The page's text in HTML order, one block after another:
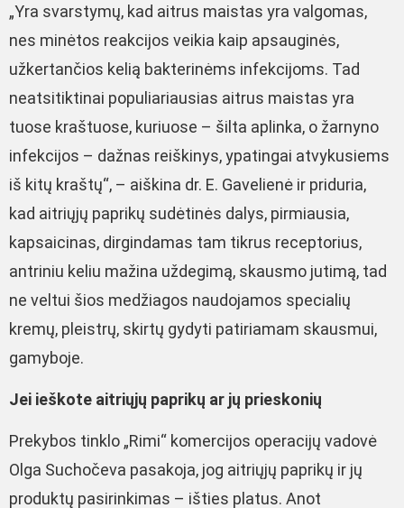
„Yra svarstymų, kad aitrus maistas yra valgomas,
nes minėtos reakcijos veikia kaip apsauginės,
užkertančios kelią bakterinėms infekcijoms. Tad
neatsitiktinai populiariausias aitrus maistas yra
tuose kraštuose, kuriuose – šilta aplinka, o žarnyno
infekcijos – dažnas reiškinys, ypatingai atvykusiems
iš kitų kraštų“, – aiškina dr. E. Gavelienė ir priduria,
kad aitriųjų paprikų sudėtinės dalys, pirmiausia,
kapsaicinas, dirgindamas tam tikrus receptorius,
antriniu keliu mažina uždegimą, skausmo jutimą, tad
ne veltui šios medžiagos naudojamos specialių
kremų, pleistrų, skirtų gydyti patiriamam skausmui,
gamyboje.
Jei ieškote aitriųjų paprikų ar jų prieskonių
Prekybos tinklo „Rimi“ komercijos operacijų vadovė
Olga Suchočeva pasakoja, jog aitriųjų paprikų ir jų
produktų pasirinkimas – išties platus. Anot